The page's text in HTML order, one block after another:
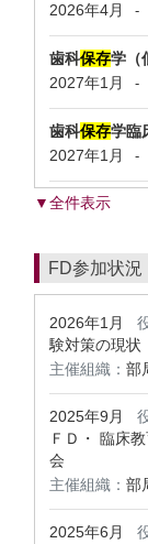
2026年4月
-
歯科保存学（
2027年1月
-
歯科保存学臨
2027年1月
-
▼全件表示
FD参加状況
2026年1月
験対策の現状
主催組織： 部
2025年9月
ＦＤ・ 臨床
会
主催組織： 部
2025年6月